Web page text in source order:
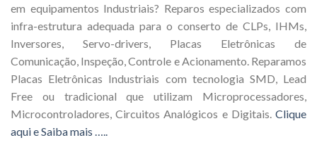
em equipamentos Industriais? Reparos especializados com
infra-estrutura adequada para o conserto de CLPs, IHMs,
Inversores, Servo-drivers, Placas Eletrônicas de
Comunicação, Inspeção, Controle e Acionamento. Reparamos
Placas Eletrônicas Industriais com tecnologia SMD, Lead
Free ou tradicional que utilizam Microprocessadores,
Microcontroladores, Circuitos Analógicos e Digitais. Clique
aqui e Saiba mais …..